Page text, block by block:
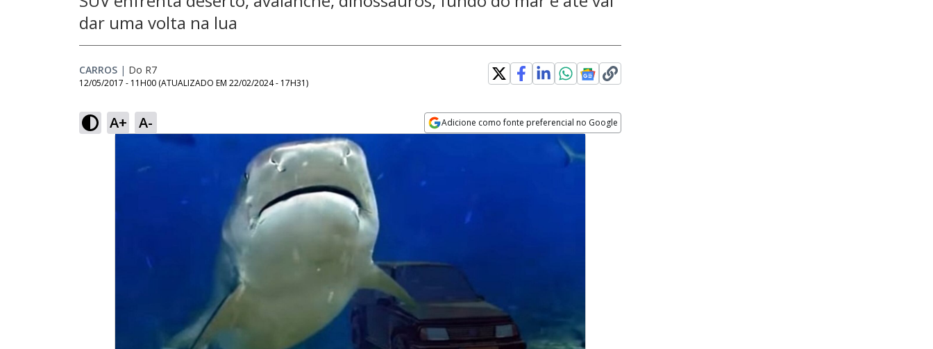
dar uma volta na lua
CARROS | Do R7
12/05/2017 - 11H00 (ATUALIZADO EM 22/02/2024 - 17H31)
A+ A- Adicione como fonte preferencial no Google